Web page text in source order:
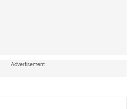
Advertisement